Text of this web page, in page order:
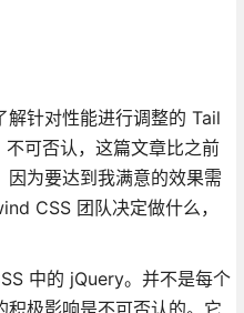
解针对性能进行调整的 Tail
可否认，这篇文章比之前
因为要达到我满意的效果需
CSS 团队决定做什么，
中的 jQuery。并不是每个